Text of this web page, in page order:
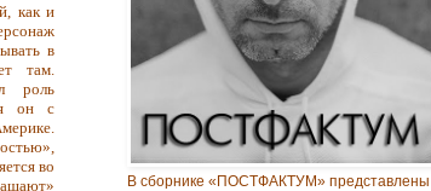
как и
в
там.
роль
он с
во
В сборнике «ПОСТФАКТУМ» представлены